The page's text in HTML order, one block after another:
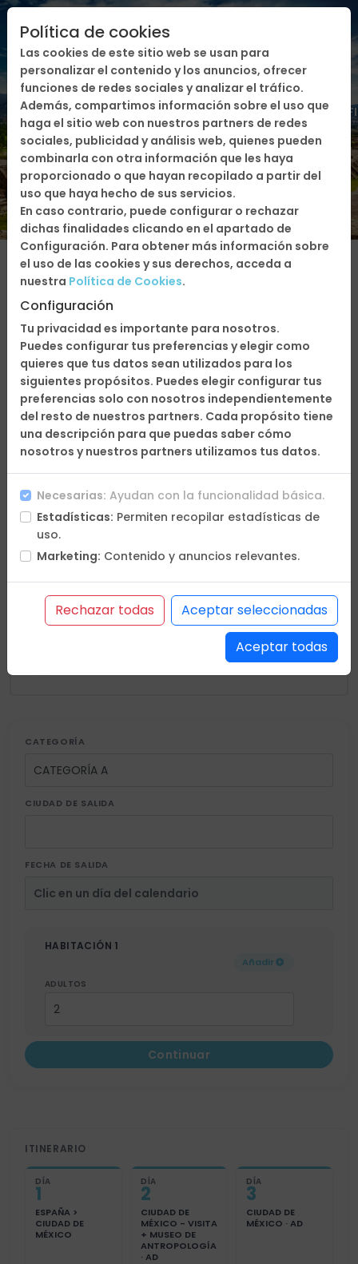
FECHAS SERVICIOS PRESUPUESTO/
2026
Día 17 -
Día 24 -
En petición
Confirmación online
Plazas agotadas
* Diferentes plazas por ocupación
CATEGORÍA
CIUDAD DE SALIDA
FECHA DE SALIDA
HABITACIÓN 1
Añadir
ADULTOS
Continuar
ITINERARIO
DÍA
1
ESPAÑA >
CIUDAD DE
MÉXICO
DÍA
2
CIUDAD DE
MÉXICO - VISITA
+ MUSEO DE
ANTROPOLOGÍA
· AD
DÍA
3
CIUDAD DE
MÉXICO · AD
Política de cookies
Las cookies de este sitio web se usan para
personalizar el contenido y los anuncios, ofrecer
funciones de redes sociales y analizar el tráfico.
Además, compartimos información sobre el uso que
haga el sitio web con nuestros partners de redes
sociales, publicidad y análisis web, quienes pueden
combinarla con otra información que les haya
proporcionado o que hayan recopilado a partir del
uso que haya hecho de sus servicios.
En caso contrario, puede configurar o rechazar
dichas finalidades clicando en el apartado de
Configuración. Para obtener más información sobre
el uso de las cookies y sus derechos, acceda a
nuestra Política de Cookies.
Configuración
Tu privacidad es importante para nosotros.
Puedes configurar tus preferencias y elegir como
quieres que tus datos sean utilizados para los
siguientes propósitos. Puedes elegir configurar tus
preferencias solo con nosotros independientemente
del resto de nuestros partners. Cada propósito tiene
una descripción para que puedas saber cómo
nosotros y nuestros partners utilizamos tus datos.
Necesarias: Ayudan con la funcionalidad básica.
Estadísticas: Permiten recopilar estadísticas de
uso.
Marketing: Contenido y anuncios relevantes.
Rechazar todas
Aceptar seleccionadas
Aceptar todas